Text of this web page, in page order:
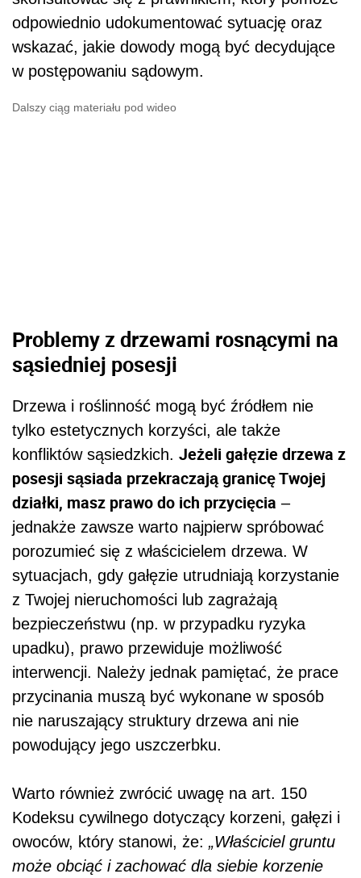
odpowiednio udokumentować sytuację oraz
wskazać, jakie dowody mogą być decydujące
w postępowaniu sądowym.
Dalszy ciąg materiału pod wideo
Problemy z drzewami rosnącymi na
sąsiedniej posesji
Drzewa i roślinność mogą być źródłem nie
tylko estetycznych korzyści, ale także
konfliktów sąsiedzkich. Jeżeli gałęzie drzewa z
posesji sąsiada przekraczają granicę Twojej
działki, masz prawo do ich przycięcia –
jednakże zawsze warto najpierw spróbować
porozumieć się z właścicielem drzewa. W
sytuacjach, gdy gałęzie utrudniają korzystanie
z Twojej nieruchomości lub zagrażają
bezpieczeństwu (np. w przypadku ryzyka
upadku), prawo przewiduje możliwość
interwencji. Należy jednak pamiętać, że prace
przycinania muszą być wykonane w sposób
nie naruszający struktury drzewa ani nie
powodujący jego uszczerbku.
Warto również zwrócić uwagę na art. 150
Kodeksu cywilnego dotyczący korzeni, gałęzi i
owoców, który stanowi, że: „Właściciel gruntu
może obciąć i zachować dla siebie korzenie